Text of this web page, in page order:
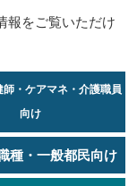
報をご覧いただけ
師・ケアマネ・介護職員
向け
種・一般都民向け